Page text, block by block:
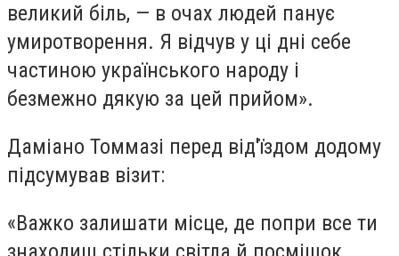
великий біль, — в очах людей панує
умиротворення. Я відчув у ці дні себе
частиною українського народу і
безмежно дякую за цей прийом».
Даміано Томмазі перед від'їздом додому
підсумував візит:
«Важко залишати місце, де попри все ти